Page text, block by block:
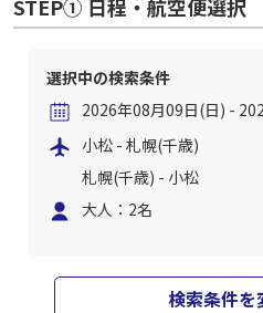
STEP① 日程・航空便選択
選択中の検索条件
2026年08月09日(日) -
小松 - 札幌(千歳)
札幌(千歳) - 小松
大人：2名
検索条件を